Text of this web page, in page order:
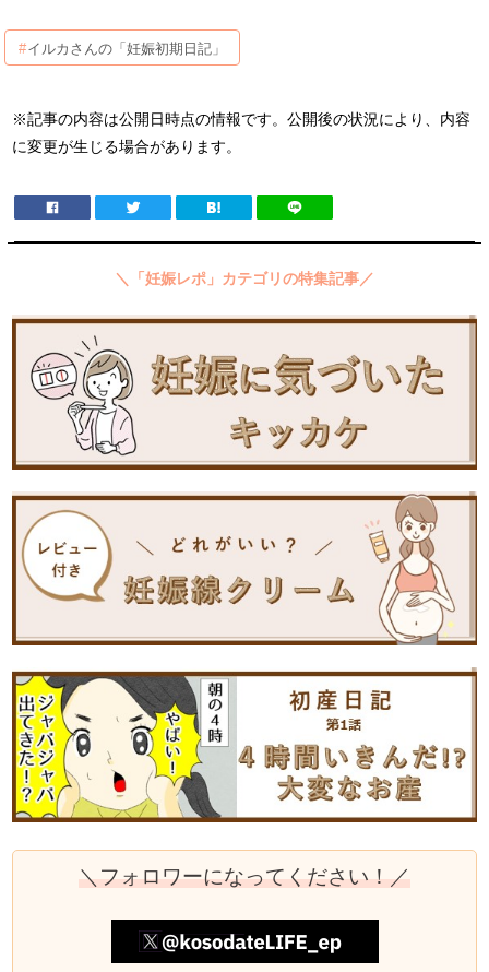
イルカさんの「妊娠初期日記」
※記事の内容は公開日時点の情報です。公開後の状況により、内容
に変更が生じる場合があります。
＼「妊娠レポ」カテゴリの特集記事／
＼フォロワーになってください！／